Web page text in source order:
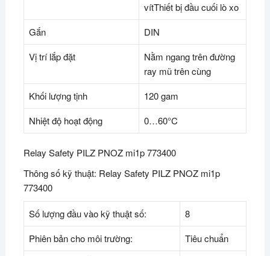
vítThiết bị đầu cuối lò xo
Gắn
DIN
Vị trí lắp đặt
Nằm ngang trên đường
ray mũ trên cùng
Khối lượng tịnh
120 gam
Nhiệt độ hoạt động
0…60°C
Relay Safety PILZ PNOZ mi1p 773400
Thông số kỹ thuật: Relay Safety PILZ PNOZ mi1p
773400
Số lượng đầu vào kỹ thuật số:
8
Phiên bản cho môi trường:
Tiêu chuẩn